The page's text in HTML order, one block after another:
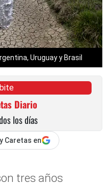
Uruguay y Brasil
Diario
los días
Caretas en
tres años